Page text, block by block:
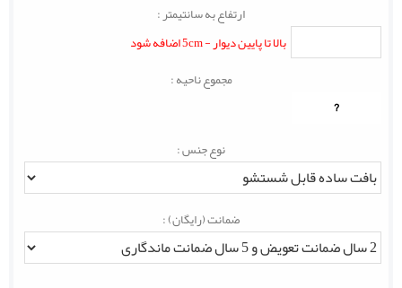
ارتفاع به سانتیمتر :
بالا تا پایین دیوار - 5cm اضافه شود
مجموع ناحیه :
?
نوع جنس :
ضمانت (رایگان) :